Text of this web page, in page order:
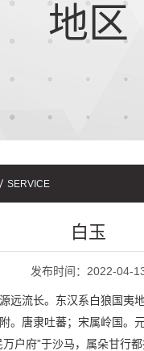
地区
SERVICE
白玉
发布时间：2022-04-
远流长。东汉系白狼国夷
。唐隶吐蕃；宋属岭国。
万户府”于沙马，属朵甘行